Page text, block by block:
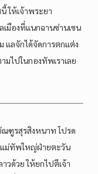
ให้เจ้าพระยา
มืองที่แนกฉานซ่านเซน
แลจักได้จัดการตกแต่ง
มไปในกองทัพเราเลย
ฑูรสุรสิงหนาท โปรด
แม่ทัพใหญ่ฝ่ายตะวัน
ด้วย ให้ยกไปตีเจ้า